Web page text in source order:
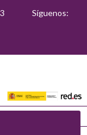
Síguenos: